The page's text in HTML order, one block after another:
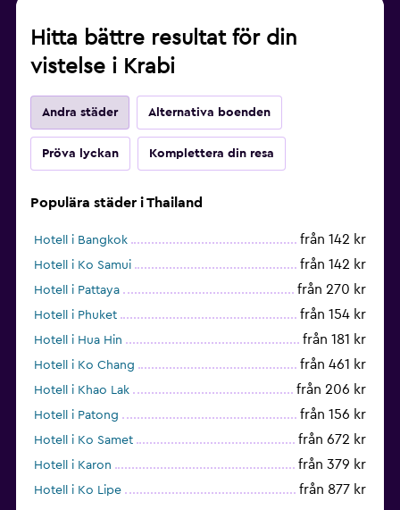
Hitta bättre resultat för din
vistelse i Krabi
Andra städer Alternativa boenden
Pröva lyckan Komplettera din resa
Populära städer i Thailand
Hotell i Bangkok från 142 kr
Hotell i Ko Samui från 142 kr
Hotell i Pattaya från 270 kr
Hotell i Phuket från 154 kr
Hotell i Hua Hin från 181 kr
Hotell i Ko Chang från 461 kr
Hotell i Khao Lak från 206 kr
Hotell i Patong från 156 kr
Hotell i Ko Samet från 672 kr
Hotell i Karon från 379 kr
Hotell i Ko Lipe från 877 kr